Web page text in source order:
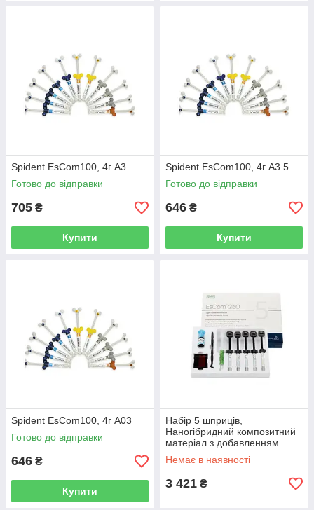
Spident EsCom100, 4г A3
Готово до відправки
705 ₴
Купити
Spident EsCom100, 4г A3.5
Готово до відправки
646 ₴
Купити
Spident EsCom100, 4г A03
Готово до відправки
646 ₴
Купити
Набір 5 шприців,
Наногібридний композитний
матеріал з добавленням
цирконію Spident EsCom®250
Kit (Іс ком250)
Немає в наявності
3 421 ₴